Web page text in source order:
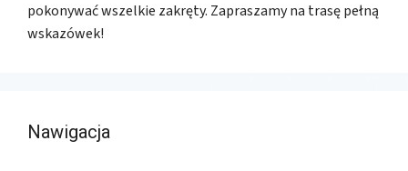
pokonywać wszelkie zakręty. Zapraszamy na trasę pełną
wskazówek!
Nawigacja